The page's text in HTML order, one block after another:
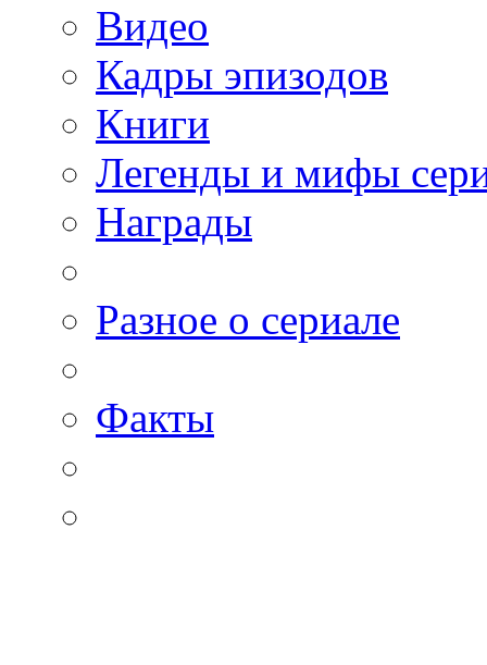
Видео
Кадры эпизодов
Книги
Легенды и мифы
Награды
Разное о сериале
Факты